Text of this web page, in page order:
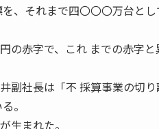
、それまで四〇〇〇万台と
赤字で、これ までの赤字と
副社長は「不 採算事業の切
。
生まれた。